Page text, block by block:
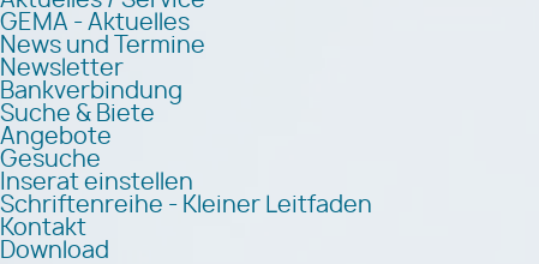
GEMA - Aktuelles
News und Termine
Newsletter
Bankverbindung
Suche & Biete
Angebote
Gesuche
Inserat einstellen
Schriftenreihe - Kleiner Leitfaden
Kontakt
Download